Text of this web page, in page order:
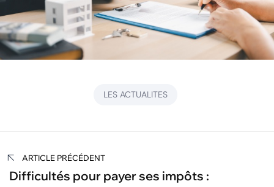
LES ACTUALITES
Navigation
de
ARTICLE PRÉCÉDENT
Difficultés pour payer ses impôts :